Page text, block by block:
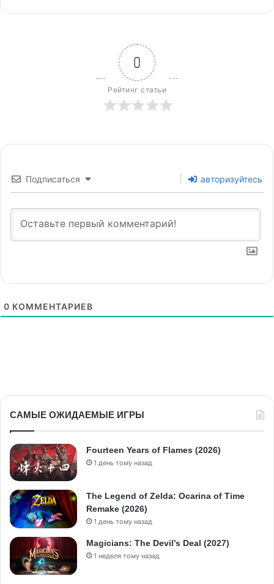
0
Рейтинг статьи
Подписаться авторизуйтесь
0 КОММЕНТАРИЕВ
САМЫЕ ОЖИДАЕМЫЕ ИГРЫ
Fourteen Years of Flames (2026)
1 день тому назад
The Legend of Zelda: Ocarina of Time
Remake (2026)
1 день тому назад
Magicians: The Devil’s Deal (2027)
1 неделя тому назад